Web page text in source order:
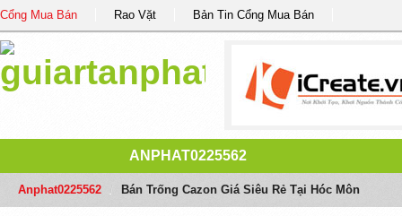
Cổng Mua Bán Rao Vặt Bản Tin Cổng Mua Bán
ANPHAT0225562
Anphat0225562 Bán Trống Cazon Giá Siêu Rẻ Tại Hóc Môn